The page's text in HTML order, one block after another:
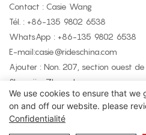
Contact : Casie Wang
Tél. : +86-135 9802 6538
WhatsApp : +86-135 9802 6538
E-mail:casie@rideschina.com
Ajouter : Non. 207, section ouest
Shangjie, Zhengzhou
Copyright © 2026 LMQ |
We use cookies to ensure that
on and off our website. please
Confidentialité